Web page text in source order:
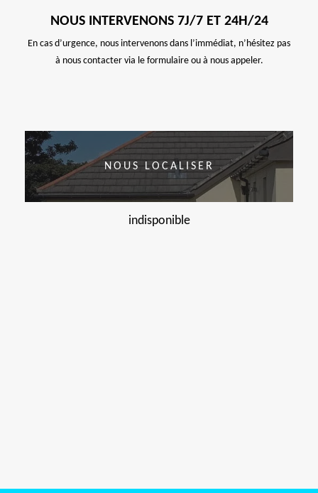
NOUS INTERVENONS 7J/7 ET 24H/24
En cas d’urgence, nous intervenons dans l’immédiat, n’hésitez pas
à nous contacter via le formulaire ou à nous appeler.
NOUS LOCALISER
indisponible